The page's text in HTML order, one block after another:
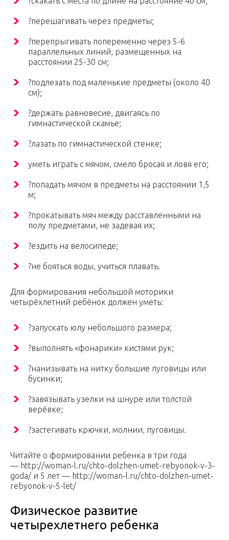
?перешагивать через предметы;
?перепрыгивать попеременно через 5-6
параллельных линий, размещенных на
расстоянии 25-30 см;
?подлезать под маленькие предметы (около 40
см);
?держать равновесие, двигаясь по
гимнастической скамье;
?лазать по гимнастической стенке;
уметь играть с мячом, смело бросая и ловя его;
?попадать мячом в предметы на расстоянии 1,5
м;
?прокатывать мяч между расставленными на
полу предметами, не задевая их;
?ездить на велосипеде;
?не бояться воды, учиться плавать.
Для формирования небольшой моторики
четырёхлетний ребёнок должен уметь:
?запускать юлу небольшого размера;
?выполнять «фонарики» кистями рук;
?нанизывать на нитку большие пуговицы или
бусинки;
?завязывать узелки на шнуре или толстой
верёвке;
?застегивать крючки, молнии, пуговицы.
Читайте о формировании ребенка в три года
— http://woman-l.ru/chto-dolzhen-umet-rebyonok-v-3-
goda/ и 5 лет — http://woman-l.ru/chto-dolzhen-umet-
rebyonok-v-5-let/
Физическое развитие
четырехлетнего ребенка